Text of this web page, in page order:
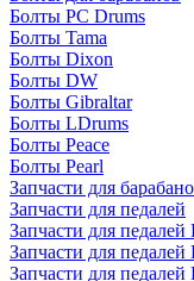
Болты PC Drums
Болты Tama
Болты Dixon
Болты DW
Болты Gibraltar
Болты LDrums
Болты Peace
Болты Pearl
Запчасти для
Запчасти для педалей
Запчасти для педалей
Запчасти для педалей
Запчасти для педалей